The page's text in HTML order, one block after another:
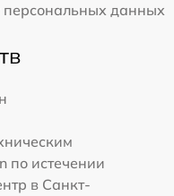
персональных данных
по истечении
в Санкт-